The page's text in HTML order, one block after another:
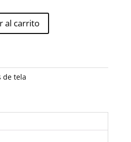
al carrito
de tela